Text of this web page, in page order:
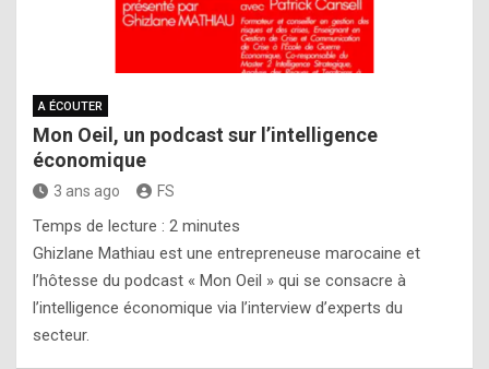
A ÉCOUTER
Mon Oeil, un podcast sur l’intelligence
économique
3 ans ago FS
Temps de lecture : 2 minutes
Ghizlane Mathiau est une entrepreneuse marocaine et
l’hôtesse du podcast « Mon Oeil » qui se consacre à
l’intelligence économique via l’interview d’experts du
secteur.